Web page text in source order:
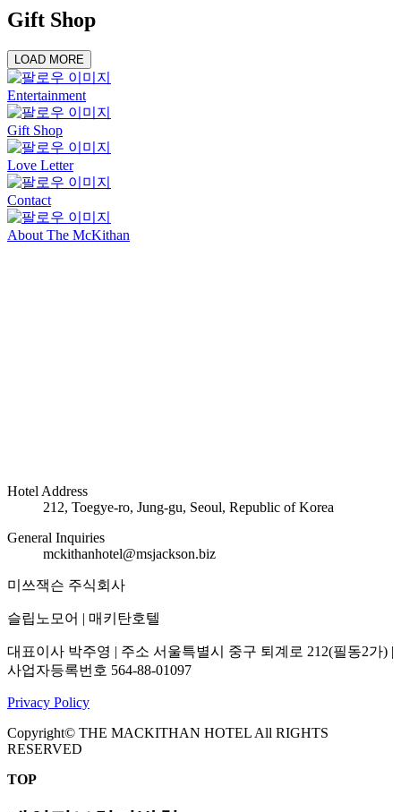
Gift Shop
LOAD MORE
Entertainment
Gift Shop
Love Letter
Contact
About The McKithan
Hotel Address
212, Toegye-ro, Jung-gu, Seoul, Republic of Korea
General Inquiries
mckithanhotel@msjackson.biz
미쓰잭슨 주식회사
슬립노모어 | 매키탄호텔
대표이사 박주영 | 주소 서울특별시 중구 퇴계로 212(필동2가) |
사업자등록번호 564-88-01097
Privacy Policy
Copyright© THE MACKITHAN HOTEL All RIGHTS
RESERVED
TOP